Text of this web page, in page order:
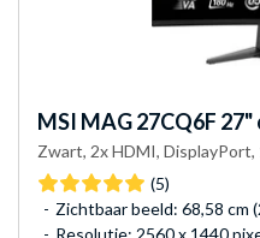
MSI MAG 27CQ6F
Zwart, 2x HDMI, DisplayPort,
(5)
Zichtbaar beeld: 68,58 cm
Resolutie: 2560 x 1440